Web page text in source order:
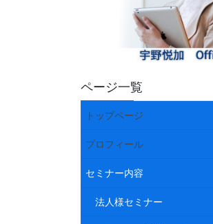
ページ一覧
トップページ
プロフィール
セミナー内容
法人様セミナー